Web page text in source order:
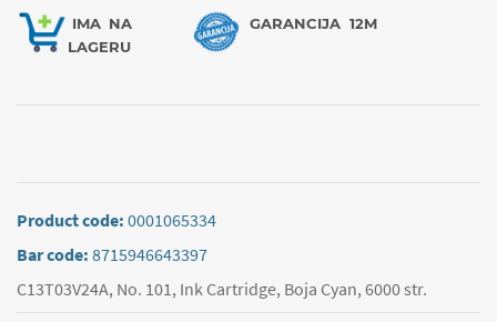
IMA NA
LAGERU
GARANCIJA 12M
Product code: 0001065334
Bar code: 8715946643397
C13T03V24A, No. 101, Ink Cartridge, Boja Cyan, 6000 str.